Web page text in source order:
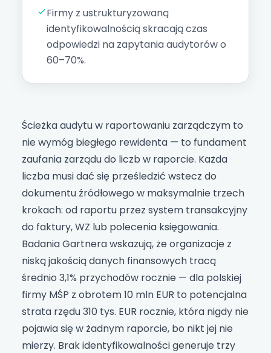
Firmy z ustrukturyzowaną
identyfikowalnością skracają czas
odpowiedzi na zapytania audytorów o
60–70%.
Ścieżka audytu w raportowaniu zarządczym to
nie wymóg biegłego rewidenta — to fundament
zaufania zarządu do liczb w raporcie. Każda
liczba musi dać się prześledzić wstecz do
dokumentu źródłowego w maksymalnie trzech
krokach: od raportu przez system transakcyjny
do faktury, WZ lub polecenia księgowania.
Badania Gartnera wskazują, że organizacje z
niską jakością danych finansowych tracą
średnio 3,1% przychodów rocznie — dla polskiej
firmy MŚP z obrotem 10 mln EUR to potencjalna
strata rzędu 310 tys. EUR rocznie, która nigdy nie
pojawia się w żadnym raporcie, bo nikt jej nie
mierzy. Brak identyfikowalności generuje trzy